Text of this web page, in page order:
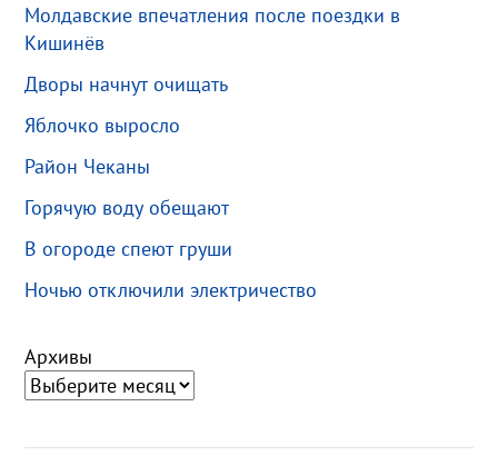
Молдавские впечатления после поездки в
Кишинёв
Дворы начнут очищать
Яблочко выросло
Район Чеканы
Горячую воду обещают
В огороде спеют груши
Ночью отключили электричество
Архивы